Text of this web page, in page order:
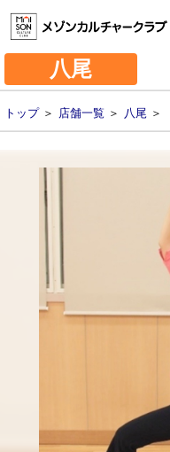
八尾
トップ＞ 店舗一覧 ＞ 八尾 ＞